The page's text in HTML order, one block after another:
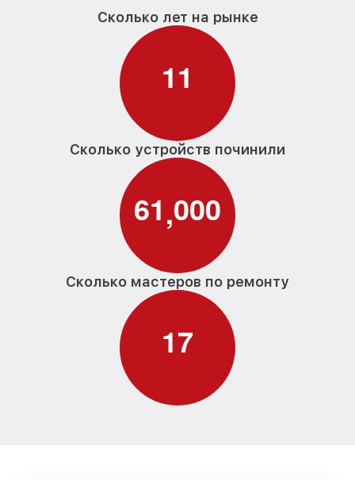
Сколько лет на рынке
11
Сколько устройств починили
61,000
Сколько мастеров по ремонту
17